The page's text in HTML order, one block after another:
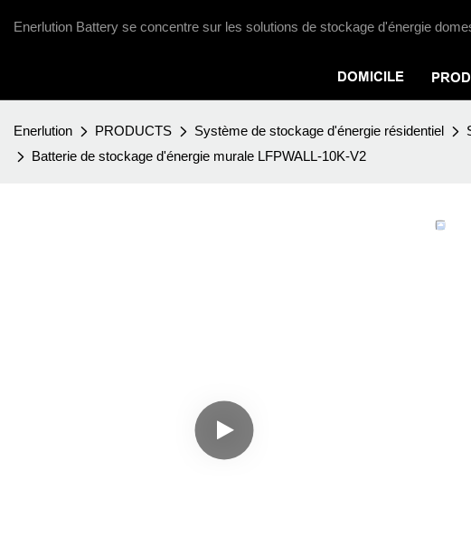
Enerlution Battery se concentre sur les solutions de stockage d'énergie
DOMICILE
Enerlution PRODUCTS Système de stockage d'énergie résidentiel
Batterie de stockage d'énergie murale LFPWALL-10K-V2